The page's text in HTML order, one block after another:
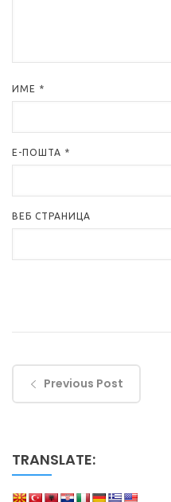
ИМЕ *
Е-ПОШТА *
ВЕБ СТРАНИЦА
Previous Post
TRANSLATE: